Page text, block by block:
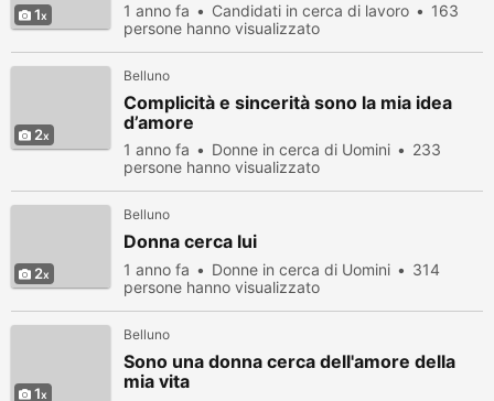
1 1 anno fa Candidati in cerca di lavoro
163
persone hanno visualizzato
2
Belluno
Complicità e sincerità sono la mia idea
d’amore
1 anno fa Donne in cerca di Uomini
233
persone hanno visualizzato
2
Belluno
Donna cerca lui
1 anno fa Donne in cerca di Uomini
314
persone hanno visualizzato
1
Belluno
Sono una donna cerca dell'amore della
mia vita